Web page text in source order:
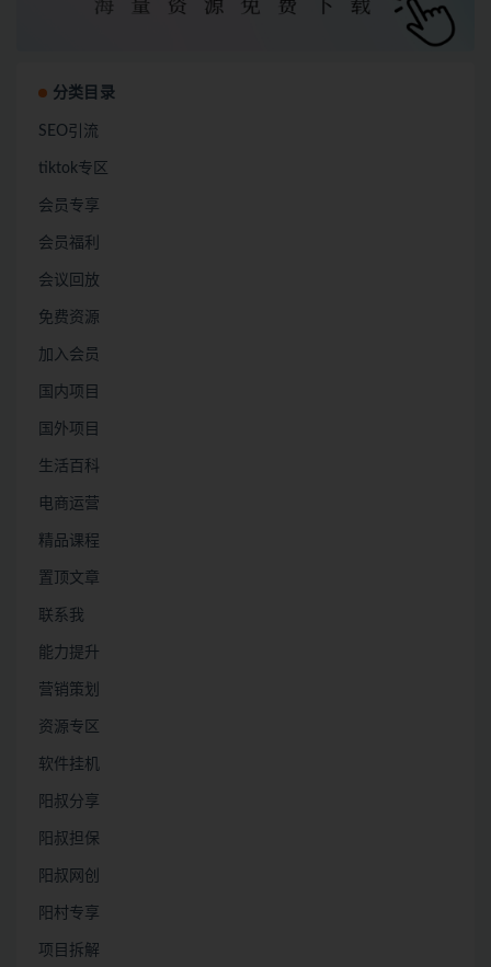
分类目录
SEO引流
tiktok专区
会员专享
会员福利
会议回放
免费资源
加入会员
国内项目
国外项目
生活百科
电商运营
精品课程
置顶文章
联系我
能力提升
营销策划
资源专区
软件挂机
阳叔分享
阳叔担保
阳叔网创
阳村专享
项目拆解